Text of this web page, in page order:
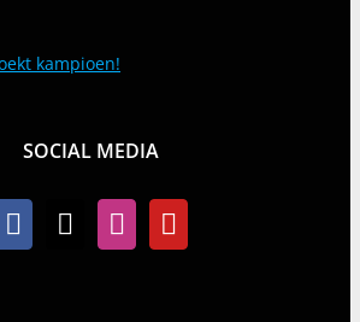
kampioen!
SOCIAL MEDIA